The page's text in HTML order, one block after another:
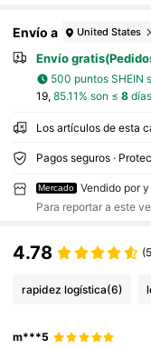
Envío a United States
Envío
500 puntos SHEIN
19, 85.11% son ≤ 8
Los artículos de esta
Pagos seguros ·
Mercado
Vendido por
Para reportar a este
4.78
rapidez logística(6)
m***5